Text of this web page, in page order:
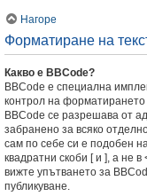
Нагоре
Форматиране на
Какво е BBCode?
BBCode е специална
контрол на
BBCode се разрешава от
забранено за всяко
сам по себе си е подобен
квадратни скоби [ и ], а не
вижте упътването за
публикуване.